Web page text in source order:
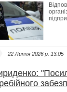
22 Липня 2026 p. 13:05